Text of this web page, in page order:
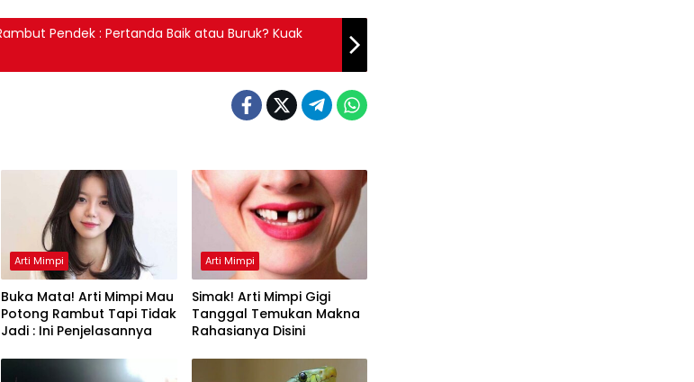
Pendek : Pertanda Baik atau Buruk? Kuak
Arti Mimpi
Buka Mata! Arti Mimpi Mau
Potong Rambut Tapi Tidak
Jadi : Ini Penjelasannya
Arti Mimpi
Simak! Arti Mimpi Gigi
Tanggal Temukan Makna
Rahasianya Disini